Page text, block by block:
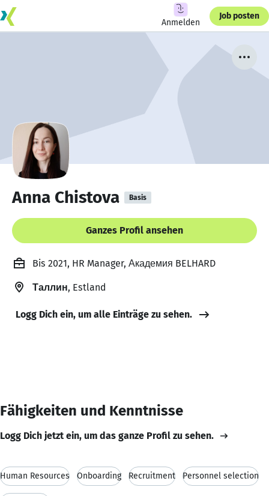
Anmelden
Job posten
Anna Chistova Basis
Ganzes Profil ansehen
Bis 2021, HR Manager, Академия BELHARD
Таллин, Estland
Logg Dich ein, um alle Einträge zu sehen.
Fähigkeiten und Kenntnisse
Logg Dich jetzt ein, um das ganze Profil zu sehen.
Human Resources Onboarding Recruitment Personnel selection